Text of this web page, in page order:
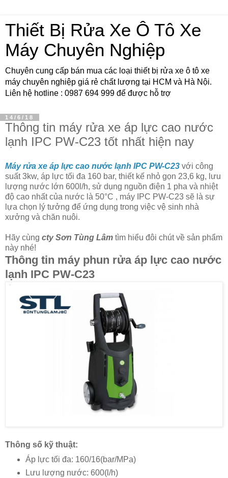
Thiết Bị Rửa Xe Ô Tô Xe
Máy Chuyên Nghiệp
Chuyên cung cấp bán mua các loại thiết bị rửa xe ô tô xe
máy chuyên nghiệp giá rẻ chất lượng tại HCM và Hà Nội.
Liên hệ hotline : 0987 694 999 để được hỗ trợ
14/6/18
Thông tin máy rửa xe áp lực cao nước
lạnh IPC PW-C23 tốt nhất hiện nay
Máy rửa xe áp lực cao nước lạnh IPC PW-C23 với công
suất 3kw, áp lực tối đa 160 bar, thiết kế nhỏ gọn 23,6 kg, lưu
lượng nước lớn 600l/h, sử dụng nguồn điện 1 pha và nhiệt
độ cao nhất của nước là 50°C , máy IPC PW-C23 sẽ là sự
lựa chọn lý tưởng để ứng dụng trong việc vệ sinh nhà
xưởng và chăn nuôi.
Hãy cùng cty Sơn Tùng Lâm tìm hiểu đôi chút về sản phẩm
này nhé!
Thông tin máy phun rửa áp lực cao nước
lạnh IPC PW-C23
Thông số kỹ thuật:
Áp lực tối đa: 160/16(bar/MPa)
Lưu lượng nước: 600(l/h)